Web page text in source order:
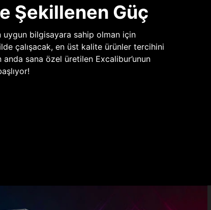
Şekillenen Güç
bilgisayara sahip olman için
çalışacak, en üst kalite ürünler tercihini
sana özel üretilen Excalibur’unun